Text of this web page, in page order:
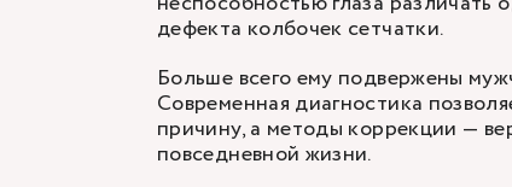
дефекта колбочек сетчатки.
Больше всего ему подвержены
Современная диагностика
причину, а методы коррекции —
повседневной жизни.